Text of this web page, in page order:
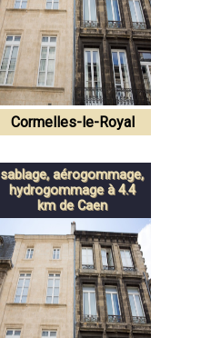
Cormelles-le-Royal
sablage, aérogommage,
hydrogommage à 4.4
km de Caen